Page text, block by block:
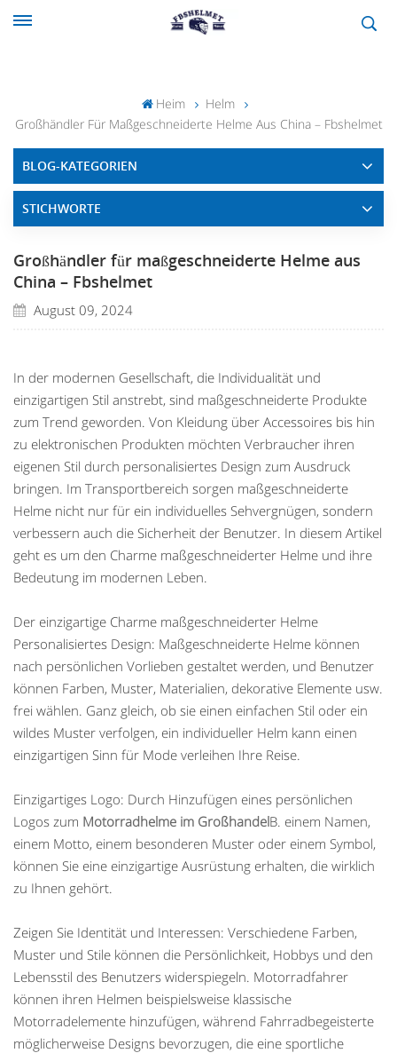
Heim
Helm
Großhändler Für Maßgeschneiderte Helme Aus China – Fbshelmet
BLOG-KATEGORIEN
STICHWORTE
Großhändler für maßgeschneiderte Helme aus
China – Fbshelmet
August 09, 2024
In der modernen Gesellschaft, die Individualität und
einzigartigen Stil anstrebt, sind maßgeschneiderte Produkte
zum Trend geworden. Von Kleidung über Accessoires bis hin
zu elektronischen Produkten möchten Verbraucher ihren
eigenen Stil durch personalisiertes Design zum Ausdruck
bringen. Im Transportbereich sorgen maßgeschneiderte
Helme nicht nur für ein individuelles Sehvergnügen, sondern
verbessern auch die Sicherheit der Benutzer. In diesem Artikel
geht es um den Charme maßgeschneiderter Helme und ihre
Bedeutung im modernen Leben.
Der einzigartige Charme maßgeschneiderter Helme
Personalisiertes Design: Maßgeschneiderte Helme können
nach persönlichen Vorlieben gestaltet werden, und Benutzer
können Farben, Muster, Materialien, dekorative Elemente usw.
frei wählen. Ganz gleich, ob sie einen einfachen Stil oder ein
wildes Muster verfolgen, ein individueller Helm kann einen
einzigartigen Sinn für Mode verleihen Ihre Reise.
Einzigartiges Logo: Durch Hinzufügen eines persönlichen
Logos zum Motorradhelme im GroßhandelB. einem Namen,
einem Motto, einem besonderen Muster oder einem Symbol,
können Sie eine einzigartige Ausrüstung erhalten, die wirklich
zu Ihnen gehört.
Zeigen Sie Identität und Interessen: Verschiedene Farben,
Muster und Stile können die Persönlichkeit, Hobbys und den
Lebensstil des Benutzers widerspiegeln. Motorradfahrer
können ihren Helmen beispielsweise klassische
Motorradelemente hinzufügen, während Fahrradbegeisterte
möglicherweise Designs bevorzugen, die eine sportliche